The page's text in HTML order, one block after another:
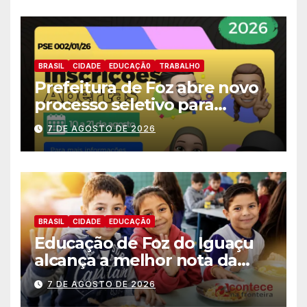
BRASIL CIDADE EDUCAÇÃ0 TRABALHO
Prefeitura de Foz abre novo
processo seletivo para
estagiários
7 DE AGOSTO DE 2026
BRASIL CIDADE EDUCAÇÃ0
Educação de Foz do Iguaçu
alcança a melhor nota da
história no IDEB
7 DE AGOSTO DE 2026